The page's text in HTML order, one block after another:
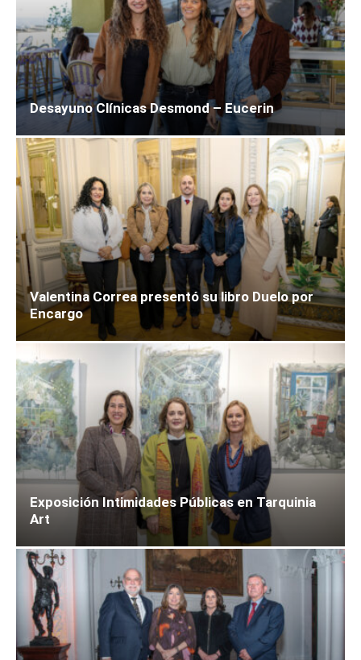
Desayuno Clínicas Desmond – Eucerin
Valentina Correa presentó su libro Duelo por
Encargo
Exposición Intimidades Públicas en Tarquinia
Art